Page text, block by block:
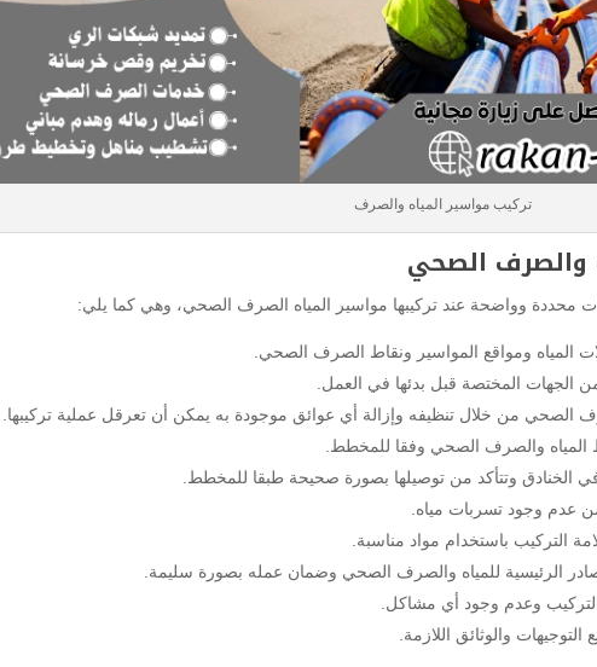
تركيب مواسير المياه والصرف
والصرف الصحي
محددة وواضحة عند تركيبها مواسير المياه الصرف الصحي، وهي كما يلي:
المياه ومواقع المواسير ونقاط الصرف الصحي.
الجهات المختصة قبل بدئها في العمل.
الصحي من خلال تنظيفه وإزالة أي عوائق موجودة به يمكن أن تعرقل عملية تركيبها.
والصرف الصحي وفقا للمخطط.
وتتأكد من توصيلها بصورة صحيحة طبقا للمخطط.
عدم وجود تسربات مياه.
التركيب باستخدام مواد مناسبة.
الرئيسية للمياه والصرف الصحي وضمان عمله بصورة سليمة.
وعدم وجود أي مشاكل.
والوثائق اللازمة.